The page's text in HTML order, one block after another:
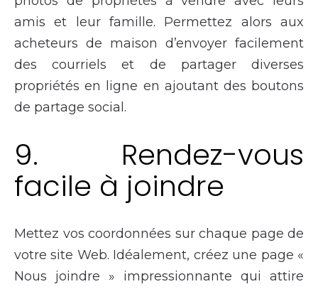
amis et leur famille. Permettez alors aux
acheteurs de maison d’envoyer facilement
des courriels et de partager diverses
propriétés en ligne en ajoutant des boutons
de partage social.
9. Rendez-vous
facile à joindre
Mettez vos coordonnées sur chaque page de
votre site Web. Idéalement, créez une page «
Nous joindre » impressionnante qui attire